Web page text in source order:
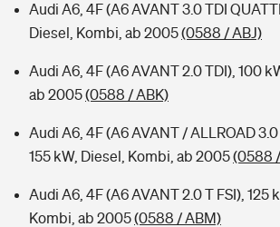
Audi A6, 4F (A6 AVANT 3.0 TDI
Diesel, Kombi, ab 2005(0588 / ABJ)
Audi A6, 4F (A6 AVANT 2.0 TDI), 100
ab 2005(0588 / ABK)
Audi A6, 4F (A6 AVANT / ALLROAD 3.0
155 kW, Diesel, Kombi, ab 2005(0588
Audi A6, 4F (A6 AVANT 2.0 T FSI), 125
Kombi, ab 2005(0588 / ABM)